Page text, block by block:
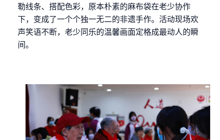
勒线条、搭配色彩，原本朴素的麻布袋在老少协作
下，变成了一个个独一无二的非遗手作。活动现场欢
声笑语不断，老少同乐的温馨画面定格成最动人的瞬
间。